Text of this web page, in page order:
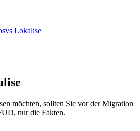
vs Lokalise
möchten, sollten Sie vor der Migration
nur die Fakten.